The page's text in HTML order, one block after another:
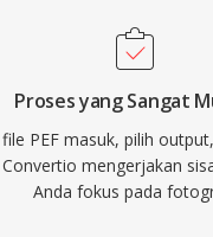
Proses yang Sangat
PEF masuk, pilih
mengerjakan
Anda fokus pada